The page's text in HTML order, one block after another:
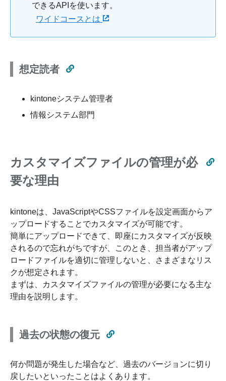
できるAPIを使います。
ワイドコースとは
想定読者
kintoneシステム管理者
情報システム部門
カスタマイズファイルの管理が必
要な理由
kintoneは、JavaScriptやCSSファイルを設定画面からア
ップロードすることでカスタマイズが可能です。
簡単にアップロードできて、即座にカスタマイズが反映
されるので忘れがちですが、このとき、担当者がアップ
ロードファイルを適切に管理しないと、さまざまなリス
クが想定されます。
まずは、カスタマイズファイルの管理が必要になる主な
理由を説明します。
過去の状態の復元
何か問題が発生した場合など、過去のバージョンに切り
戻したいといったことはよくあります。